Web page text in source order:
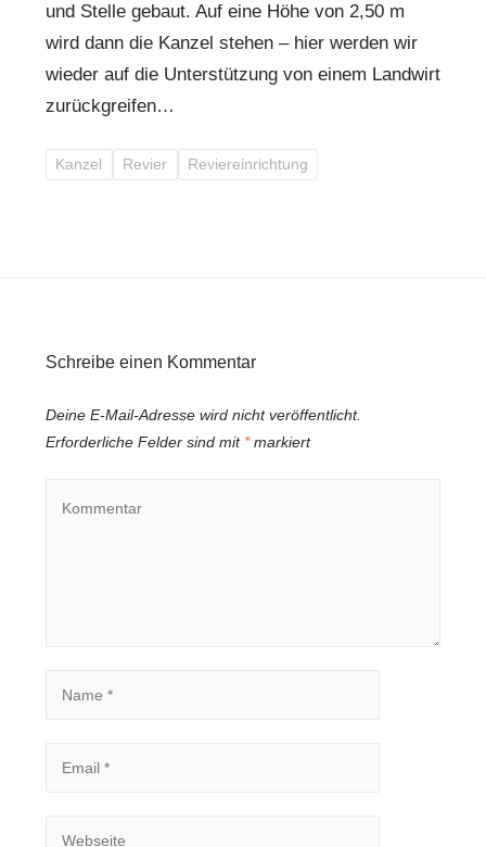
und Stelle gebaut. Auf eine Höhe von 2,50 m
wird dann die Kanzel stehen – hier werden wir
wieder auf die Unterstützung von einem Landwirt
zurückgreifen…
Kanzel Revier Reviereinrichtung
Schreibe einen Kommentar
Deine E-Mail-Adresse wird nicht veröffentlicht.
Erforderliche Felder sind mit *markiert